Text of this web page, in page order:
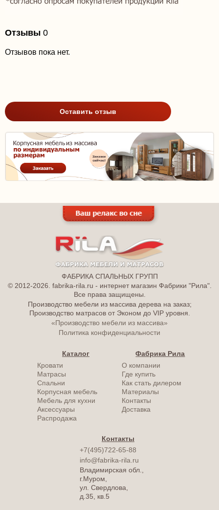
Отзывы 0
Отзывов пока нет.
Оставить отзыв
ФАБРИКА СПАЛЬНЫХ ГРУПП
© 2012-2026. fabrika-rila.ru - интернет магазин Фабрики "Рила".
Все права защищены.
Производство мебели из массива дерева на заказ;
Производство матрасов от Эконом до VIP уровня.
«Производство мебели из массива»
Политика конфиденциальности
Каталог
Кровати
Матрасы
Спальни
Корпусная мебель
Мебель для кухни
Аксессуары
Распродажа
Фабрика Рила
О компании
Где купить
Как стать дилером
Материалы
Контакты
Доставка
Контакты
+7(495)722-65-88
info@fabrika-rila.ru
Владимирская обл.,
г.Муром,
ул. Свердлова,
д.35, кв.5